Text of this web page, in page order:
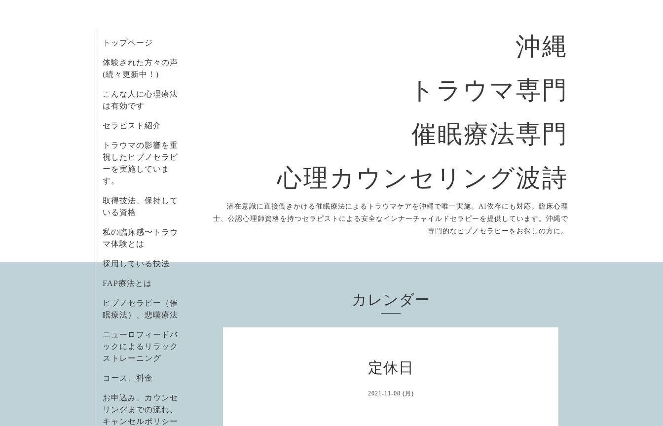
沖縄
トラウマ専門
催眠療法専門
心理カウンセリング波詩
潜在意識に直接働きかける催眠療法によるトラウマケアを沖縄で唯一実施。AI依存にも対応。臨床心理
士、公認心理師資格を持つセラピストによる安全なインナーチャイルドセラピーを提供しています。沖縄で
専門的なヒプノセラピーをお探しの方に。
トップページ
体験された方々の声
(続々更新中！)
こんな人に心理療法
は有効です
セラピスト紹介
トラウマの影響を重
視したヒプノセラピ
ーを実施していま
す。
取得技法、保持して
いる資格
私の臨床感〜トラウ
マ体験とは
採用している技法
FAP療法とは
ヒプノセラピー（催
眠療法）、悲嘆療法
ニューロフィードバ
ックによるリラック
ストレーニング
コース、料金
お申込み、カウンセ
リングまでの流れ、
キャンセルポリシー
カレンダー
定休日
2021-11-08 (月)